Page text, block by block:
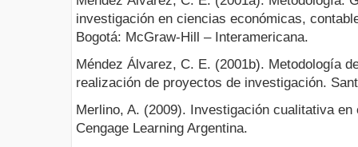
investigación en ciencias económicas,
Bogotá: McGraw-Hill – Interamericana.
Méndez Álvarez, C. E. (2001b). Metodología
realización de proyectos de investigación.
Merlino, A. (2009). Investigación cualitativa
Cengage Learning Argentina.